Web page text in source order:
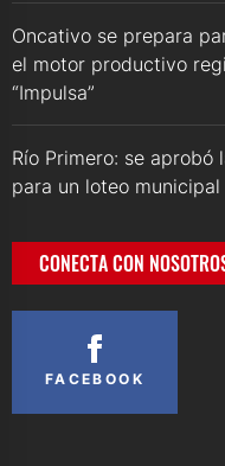
Oncativo se prepara
el motor productivo
“Impulsa”
Río Primero: se aprobó
para un loteo municipal
CONECTA CON
FACEBOOK